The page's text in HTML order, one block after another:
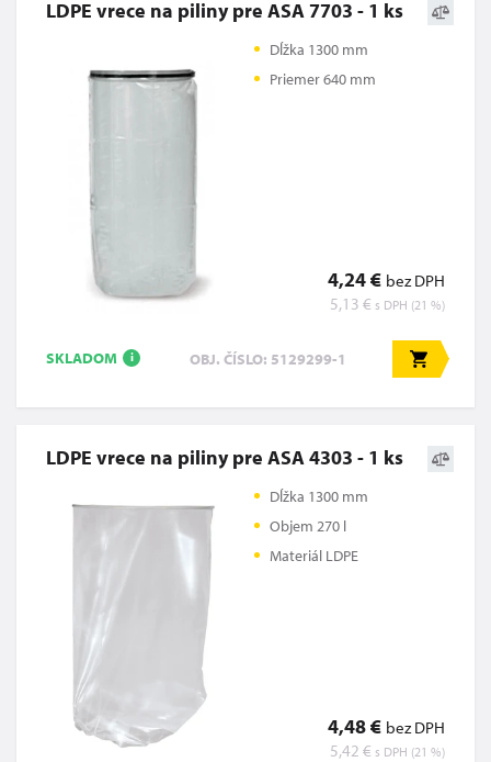
LDPE vrece na piliny pre ASA 7703 - 1 ks
Dĺžka 1300 mm
Priemer 640 mm
4,24 € bez DPH
5,13 € s DPH (21 %)
SKLADOM i OBJ. ČÍSLO: 5129299-1
LDPE vrece na piliny pre ASA 4303 - 1 ks
Dĺžka 1300 mm
Objem 270 l
Materiál LDPE
4,48 € bez DPH
5,42 € s DPH (21 %)